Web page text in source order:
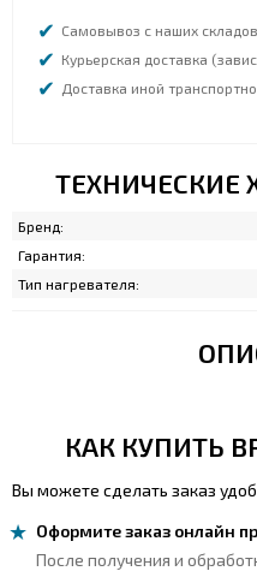
Самовывоз с наших складов
Курьерская доставка
Доставка иной
ТЕХНИЧЕСКИЕ
Бренд:
Гарантия:
Тип нагревателя:
КАК КУПИТЬ
Вы можете сделать заказ
Оформите заказ онлайн
После получения и